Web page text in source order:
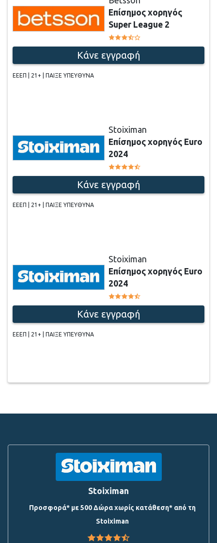
Επίσημος χορηγός
Super League 2
Κάνε εγγραφή
ΕΕΕΠ | 21+ | ΠΑΙΞΕ ΥΠΕΥΘΥΝΑ
Stoiximan
Επίσημος χορηγός Euro
2024
Κάνε εγγραφή
ΕΕΕΠ | 21+ | ΠΑΙΞΕ ΥΠΕΥΘΥΝΑ
Stoiximan
Επίσημος χορηγός Euro
2024
Κάνε εγγραφή
ΕΕΕΠ | 21+ | ΠΑΙΞΕ ΥΠΕΥΘΥΝΑ
Stoiximan
Προσφορά* με 500 Δώρα χωρίς κατάθεση* από τη
Stoiximan